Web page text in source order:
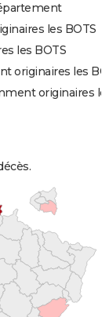
les BOTS
les BOTS
originaires les
originaires